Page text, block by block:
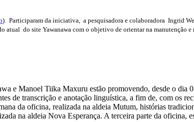
). Participaram da iniciativa, a pesquisadora e colaboradora Ingrid
do site Yawanawa com o objetivo de orientar na manutenção e
e Manoel Tiika Maxuru estão promovendo, desde o dia
de transcrição e anotação linguística, a fim de, com os
da oficina, realizada na aldeia Mutum, histórias
na aldeia Nova Esperança. A terceira parte da oficina,